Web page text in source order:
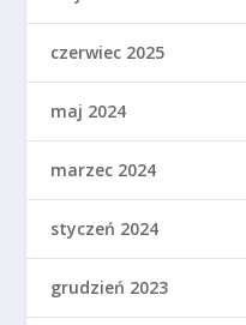
czerwiec 2025
maj 2024
marzec 2024
styczeń 2024
grudzień 2023